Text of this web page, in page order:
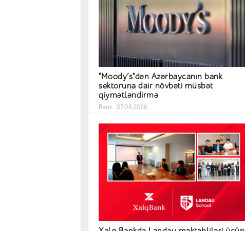
"Moody’s"dən Azərbaycanın bank
sektoruna dair növbəti müsbət
qiymətləndirmə
Bank 07.08.2026